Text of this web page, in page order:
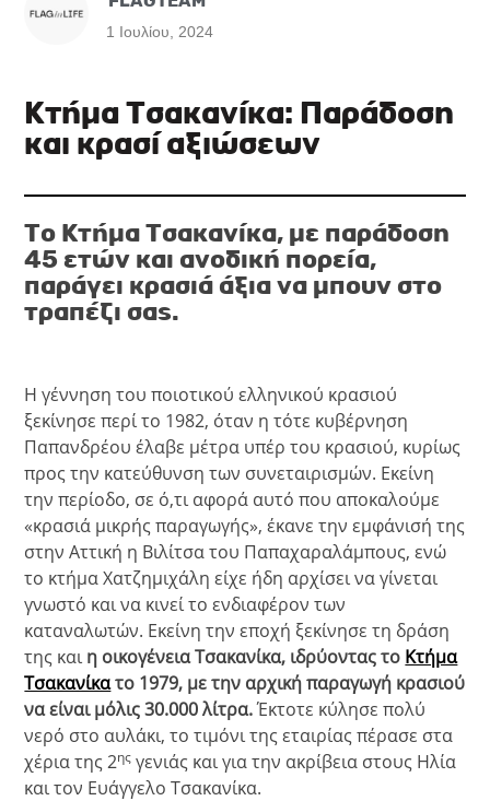
1 Ιουλίου, 2024
Κτήμα Τσακανίκα: Παράδοση
και κρασί αξιώσεων
Το Κτήμα Τσακανίκα, με παράδοση
45 ετών και ανοδική πορεία,
παράγει κρασιά άξια να μπουν στο
τραπέζι σας.
Η γέννηση του ποιοτικού ελληνικού κρασιού
ξεκίνησε περί το 1982, όταν η τότε κυβέρνηση
Παπανδρέου έλαβε μέτρα υπέρ του κρασιού, κυρίως
προς την κατεύθυνση των συνεταιρισμών. Εκείνη
την περίοδο, σε ό,τι αφορά αυτό που αποκαλούμε
«κρασιά μικρής παραγωγής», έκανε την εμφάνισή της
στην Αττική η Βιλίτσα του Παπαχαραλάμπους, ενώ
το κτήμα Χατζημιχάλη είχε ήδη αρχίσει να γίνεται
γνωστό και να κινεί το ενδιαφέρον των
καταναλωτών. Εκείνη την εποχή ξεκίνησε τη δράση
της και η οικογένεια Τσακανίκα, ιδρύοντας το Κτήμα
Τσακανίκατο 1979, με την αρχική παραγωγή κρασιού
να είναι μόλις 30.000 λίτρα.Έκτοτε κύλησε πολύ
νερό στο αυλάκι, το τιμόνι της εταιρίας πέρασε στα
χέρια της 2ης γενιάς και για την ακρίβεια στους Ηλία
και τον Ευάγγελο Τσακανίκα.